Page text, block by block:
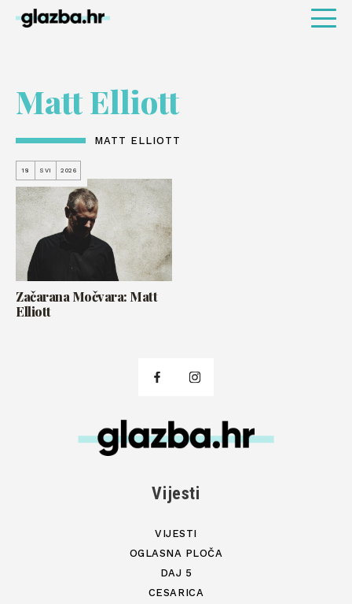
Matt Elliott
MATT ELLIOTT
18 SVI 2026
Začarana Močvara: Matt
Elliott
Vijesti
VIJESTI
OGLASNA PLOČA
DAJ 5
CESARICA